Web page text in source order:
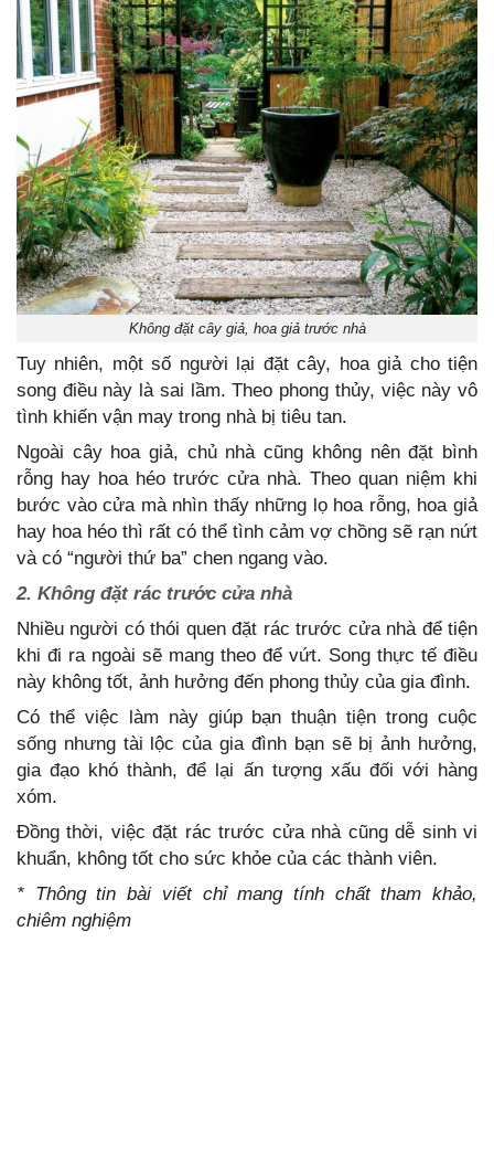
Không đặt cây giả, hoa giả trước nhà
Tuy nhiên, một số người lại đặt cây, hoa giả cho tiện
song điều này là sai lầm. Theo phong thủy, việc này vô
tình khiến vận may trong nhà bị tiêu tan.
Ngoài cây hoa giả, chủ nhà cũng không nên đặt bình
rỗng hay hoa héo trước cửa nhà. Theo quan niệm khi
bước vào cửa mà nhìn thấy những lọ hoa rỗng, hoa giả
hay hoa héo thì rất có thể tình cảm vợ chồng sẽ rạn nứt
và có “người thứ ba” chen ngang vào.
2. Không đặt rác trước cửa nhà
Nhiều người có thói quen đặt rác trước cửa nhà để tiện
khi đi ra ngoài sẽ mang theo để vứt. Song thực tế điều
này không tốt, ảnh hưởng đến phong thủy của gia đình.
Có thể việc làm này giúp bạn thuận tiện trong cuộc
sống nhưng tài lộc của gia đình bạn sẽ bị ảnh hưởng,
gia đạo khó thành, để lại ấn tượng xấu đối với hàng
xóm.
Đồng thời, việc đặt rác trước cửa nhà cũng dễ sinh vi
khuẩn, không tốt cho sức khỏe của các thành viên.
* Thông tin bài viết chỉ mang tính chất tham khảo,
chiêm nghiệm